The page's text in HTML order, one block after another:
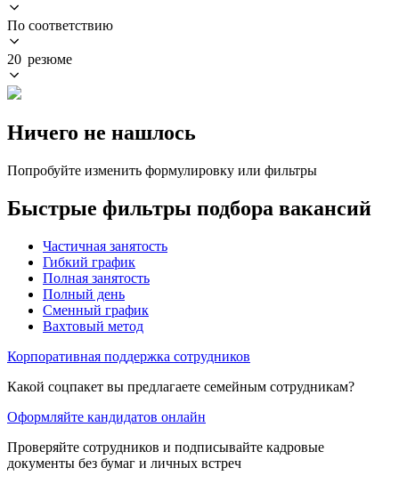
По соответствию
20 резюме
Ничего не нашлось
Попробуйте изменить формулировку или фильтры
Быстрые фильтры подбора вакансий
Частичная занятость
Гибкий график
Полная занятость
Полный день
Сменный график
Вахтовый метод
Корпоративная поддержка сотрудников
Какой соцпакет вы предлагаете семейным сотрудникам?
Оформляйте кандидатов онлайн
Проверяйте сотрудников и подписывайте кадровые
документы без бумаг и личных встреч